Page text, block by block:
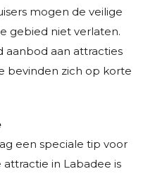
mogen de veilige
gebied niet verlaten.
aanbod aan attracties
bevinden zich op korte
een speciale tip voor
in Labadee is